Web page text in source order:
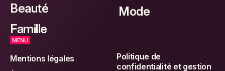
Beauté
Famille
Mode
MENU
Mentions légales
Politique de
confidentialité et gestion